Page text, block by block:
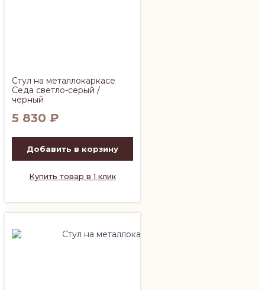
Стул на металлокаркасе
Седа светло-серый /
черный
5 830 ₽
Добавить в корзину
Купить товар в 1 клик